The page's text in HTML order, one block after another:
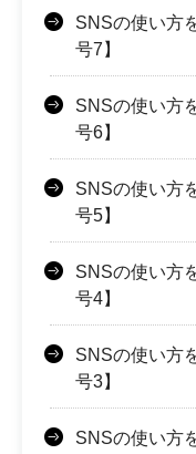
SNSの使い方
号7】
SNSの使い方
号6】
SNSの使い方
号5】
SNSの使い方
号4】
SNSの使い方
号3】
SNSの使い方